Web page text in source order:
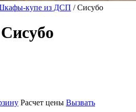
купе из ДСП / Сисубо
Расчет цены Вызвать